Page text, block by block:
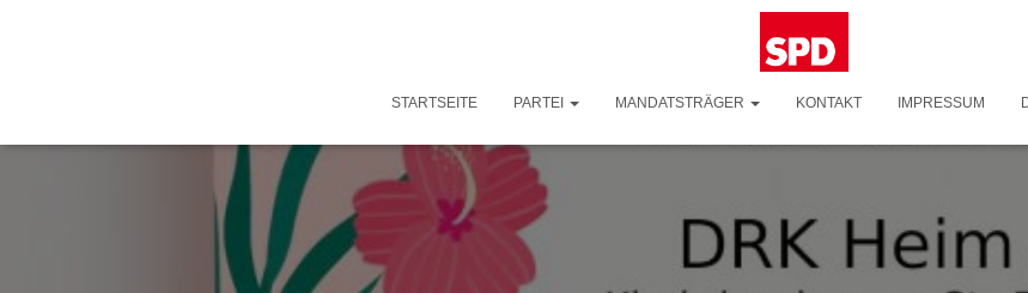
STARTSEITE PARTEI MANDATSTRÄGER KONTAKT IMPRESSUM